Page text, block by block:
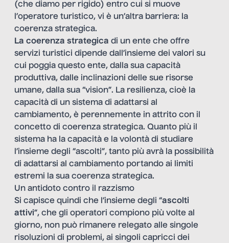
(che diamo per rigido) entro cui si muove
l’operatore turistico, vi è un’altra barriera: la
coerenza strategica.
La coerenza strategica di un ente che offre
servizi turistici dipende dall’insieme dei valori su
cui poggia questo ente, dalla sua capacità
produttiva, dalle inclinazioni delle sue risorse
umane, dalla sua “vision”. La resilienza, cioè la
capacità di un sistema di adattarsi al
cambiamento, è perennemente in attrito con il
concetto di coerenza strategica. Quanto più il
sistema ha la capacità e la volontà di studiare
l’insieme degli “ascolti”, tanto più avrà la possibilità
di adattarsi al cambiamento portando ai limiti
estremi la sua coerenza strategica.
Un antidoto contro il razzismo
Si capisce quindi che l’insieme degli “ascolti
attivi”, che gli operatori compiono più volte al
giorno, non può rimanere relegato alle singole
risoluzioni di problemi, ai singoli capricci dei